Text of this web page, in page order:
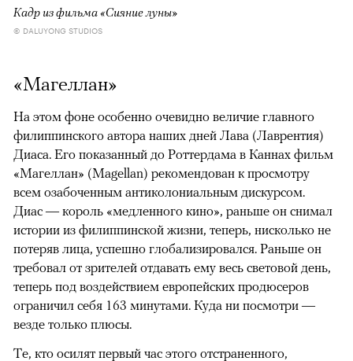
Кадр из фильма «Сияние луны»
© DALUYONG STUDIOS
«Магеллан»
На этом фоне особенно очевидно величие главного
филиппинского автора наших дней Лава (Лаврентия)
Диаса. Его показанный до Роттердама в Каннах фильм
«Магеллан» (Magellan) рекомендован к просмотру
всем озабоченным антиколониальным дискурсом.
Диас — король «медленного кино», раньше он снимал
истории из филиппинской жизни, теперь, нисколько не
потеряв лица, успешно глобализировался. Раньше он
требовал от зрителей отдавать ему весь световой день,
теперь под воздействием европейских продюсеров
ограничил себя 163 минутами. Куда ни посмотри —
везде только плюсы.
Те, кто осилят первый час этого отстраненного,